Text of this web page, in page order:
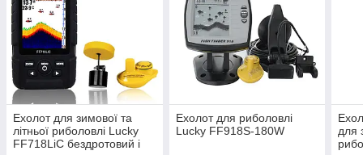
Ехолот для зимової та
літньої риболовлі Lucky
FF718LiC бездротовий і
Ехолот для риболовлі
Lucky FF918S-180W
для